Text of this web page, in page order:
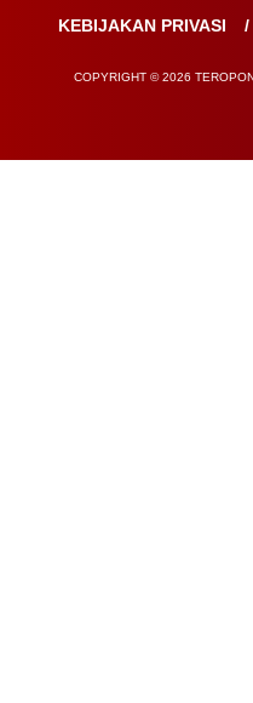
KEBIJAKAN PRIVASI
COPYRIGHT © 2026